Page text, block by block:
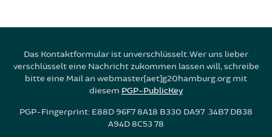
Das Kontaktformular ist unverschlüsselt. Wer uns lieber
verschlüsselt eine Nachricht zukommen lassen will, schreibe
bitte eine Mail an webmaster[aet]g20hamburg.org mit
diesem PGP-PublicKey
PGP-Fingerprint: E88D 96F7 8A18 B330 DA97 34B7 DB38
A94D 8C53 78